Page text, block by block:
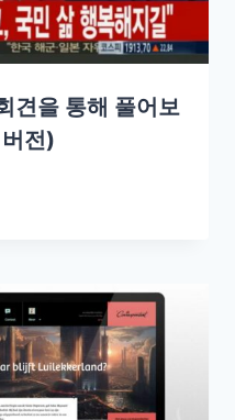
견을 통해 풀어보
전)